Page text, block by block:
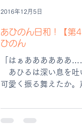
あひのん日和！【第
ひのん
「はぁああああああ
あひるは深い息を吐
可愛く振る舞えたか。
事を意味もなく考える
さっきまであの煌びや
2016年12月5日